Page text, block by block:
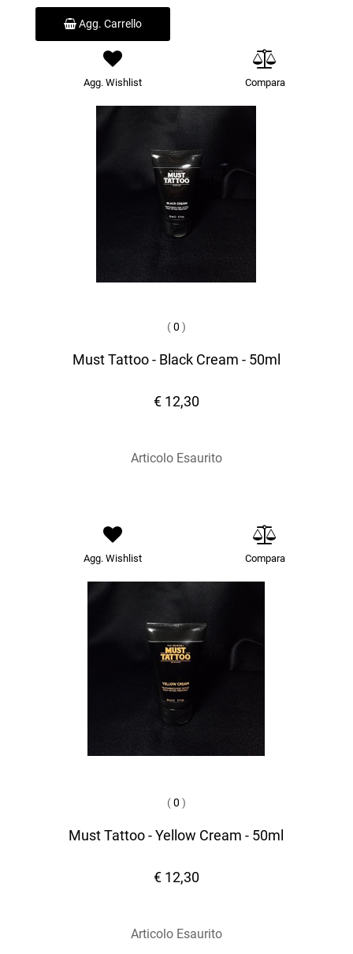
Agg. Carrello
Agg. Wishlist Compara
(0 )
Must Tattoo - Black Cream - 50ml
€ 12,30
Articolo Esaurito
Agg. Wishlist Compara
(0 )
Must Tattoo - Yellow Cream - 50ml
€ 12,30
Articolo Esaurito